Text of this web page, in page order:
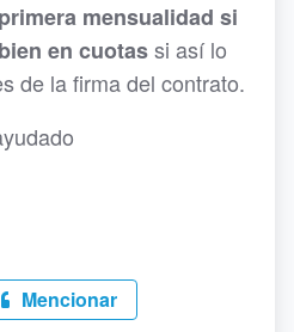
mensualidad si
en cuotassi así lo
de la firma del contrato.
Mencionar